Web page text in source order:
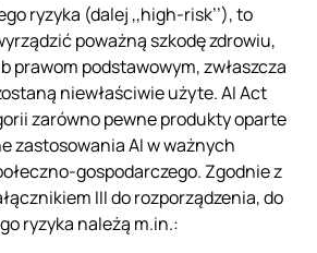
ryzyka (dalej ,,high-risk’’), to
poważną szkodę zdrowiu,
prawom podstawowym, zwłaszcza
niewłaściwie użyte. AI Act
zarówno pewne produkty oparte
zastosowania AI w ważnych
gospodarczego. Zgodnie z
III do rozporządzenia, do
ryzyka należą m.in.: